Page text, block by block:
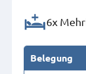
6x
Belegung